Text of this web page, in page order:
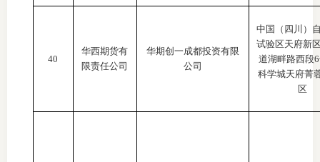
40
华西期货有
限责任公司
华期创一成都投资有限
公司
中国（四川）
试验区天府新
道湖畔路西段
科学城天府菁
区